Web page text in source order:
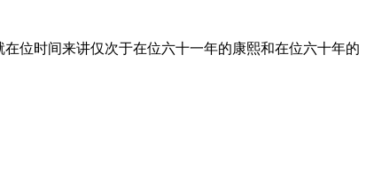
位时间来讲仅次于在位六十一年的康熙和在位六十年的